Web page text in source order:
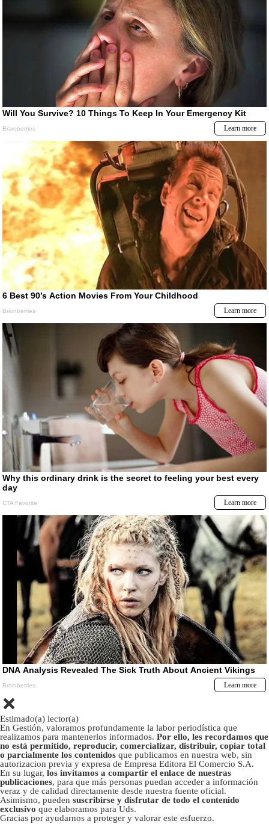
Estimado(a) lector(a)
En Gestión, valoramos profundamente la labor periodística que
realizamos para mantenerlos informados. Por ello, les recordamos que
no está permitido, reproducir, comercializar, distribuir, copiar total
o parcialmente los contenidos que publicamos en nuestra web, sin
autorizacion previa y expresa de Empresa Editora El Comercio S.A.
En su lugar, los invitamos a compartir el enlace de nuestras
publicaciones, para que más personas puedan acceder a información
veraz y de calidad directamente desde nuestra fuente oficial.
Asimismo, pueden suscribirse y disfrutar de todo el contenido
exclusivo que elaboramos para Uds.
Gracias por ayudarnos a proteger y valorar este esfuerzo.